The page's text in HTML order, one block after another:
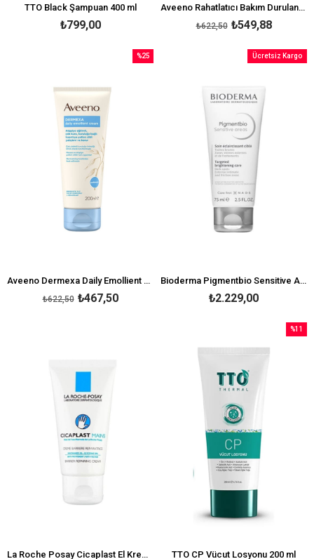
TTO Black Şampuan 400 ml
₺799,00
Aveeno Rahatlatıcı Bakım Durulanan Yıkama Yağı 300 ml
₺549,88
₺622,50
Aveeno Dermexa Daily Emollient Cream 200ml
₺467,50
₺622,50
%25
Bioderma Pigmentbio Sensitive Areas 75 ml
₺2.229,00
Ücretsiz Kargo
La Roche Posay Cicaplast El Kremi 50 ml TTO CP Vücut Losyonu 200 ml
%11